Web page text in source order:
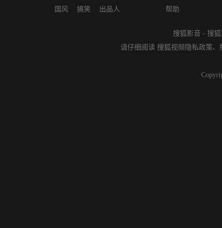
国风
搞笑
出品人
帮助
搜狐影音 - 搜
请仔细阅读 搜狐视频隐私政策、